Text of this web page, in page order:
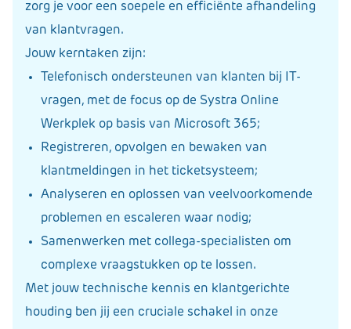
zorg je voor een soepele en efficiënte afhandeling
van klantvragen.
Jouw kerntaken zijn:
Telefonisch ondersteunen van klanten bij IT-
vragen, met de focus op de Systra Online
Werkplek op basis van Microsoft 365;
Registreren, opvolgen en bewaken van
klantmeldingen in het ticketsysteem;
Analyseren en oplossen van veelvoorkomende
problemen en escaleren waar nodig;
Samenwerken met collega-specialisten om
complexe vraagstukken op te lossen.
Met jouw technische kennis en klantgerichte
houding ben jij een cruciale schakel in onze